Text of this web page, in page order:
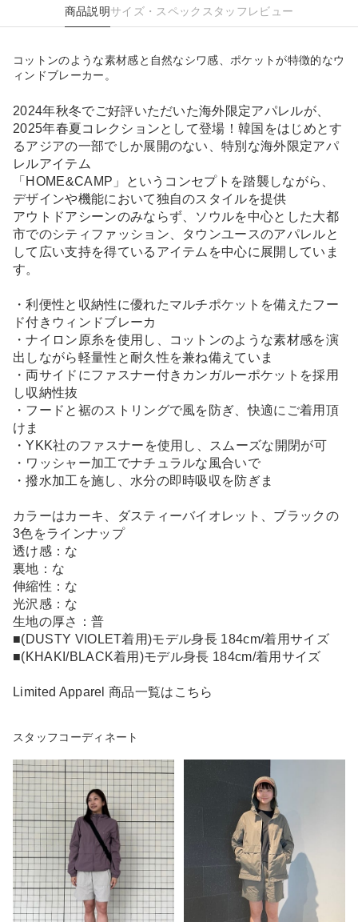
商品説明サイズ・スペック スタッフレビュー
コットンのような素材感と自然なシワ感、ポケットが特徴的なウ
ィンドブレーカー。
2024年秋冬でご好評いただいた海外限定アパレルが、
2025年春夏コレクションとして登場！韓国をはじめとす
るアジアの一部でしか展開のない、特別な海外限定アパ
レルアイテム
「HOME&CAMP」というコンセプトを踏襲しながら、
デザインや機能において独自のスタイルを提供
アウトドアシーンのみならず、ソウルを中心とした大都
市でのシティファッション、タウンユースのアパレルと
して広い支持を得ているアイテムを中心に展開していま
す。
・利便性と収納性に優れたマルチポケットを備えたフー
ド付きウィンドブレーカ
・ナイロン原糸を使用し、コットンのような素材感を演
出しながら軽量性と耐久性を兼ね備えていま
・両サイドにファスナー付きカンガルーポケットを採用
し収納性抜
・フードと裾のストリングで風を防ぎ、快適にご着用頂
けま
・YKK社のファスナーを使用し、スムーズな開閉が可
・ワッシャー加工でナチュラルな風合いで
・撥水加工を施し、水分の即時吸収を防ぎま
カラーはカーキ、ダスティーバイオレット、ブラックの
3色をラインナップ
透け感：な
裏地：な
伸縮性：な
光沢感：な
生地の厚さ：普
■(DUSTY VIOLET着用)モデル身長 184cm/着用サイズ
■(KHAKI/BLACK着用)モデル身長 184cm/着用サイズ
Limited Apparel 商品一覧はこちら
スタッフコーディネート